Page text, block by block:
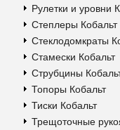
Рулетки и уровни
Степлеры Кобальт
Стеклодомкраты
Стамески Кобальт
Струбцины
Топоры Кобальт
Тиски Кобальт
Трещоточные